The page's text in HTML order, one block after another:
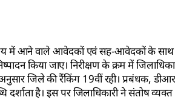
में आने वाले आवेदकों एवं सह-आवेदकों के
किया जाए। निरीक्षण के क्रम में
जिले की रैंकिंग 19वीं रही। प्रबंधक,
है। इस पर जिलाधिकारी ने संतोष